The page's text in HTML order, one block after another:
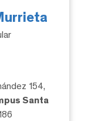
154,
Santa